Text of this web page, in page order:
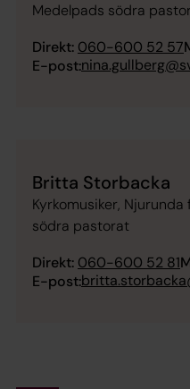
Medelpads södra
Direkt: 060-600 52 57
E-post:
Britta Storbacka
Kyrkomusiker,
södra pastorat
Direkt: 060-600 52 81
E-post: